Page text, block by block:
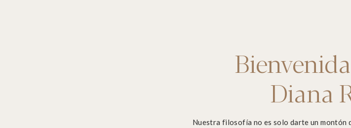
Diana
Nuestra filosofía no es solo darte un montón